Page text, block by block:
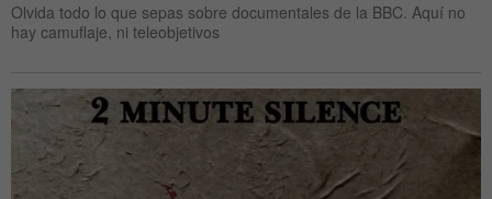
Olvida todo lo que sepas sobre documentales de la BBC. Aquí no
hay camuflaje, ni teleobjetivos